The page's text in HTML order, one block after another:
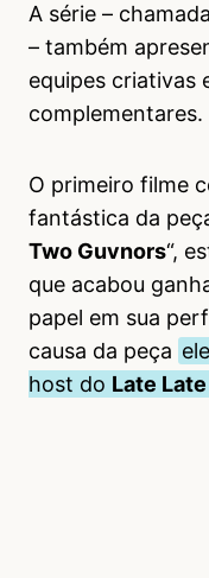
A série –
– também
equipes criativas
complementares.
O primeiro filme
fantástica da
Two Guvnors“,
que acabou
papel em sua
causa da peça
host do Late